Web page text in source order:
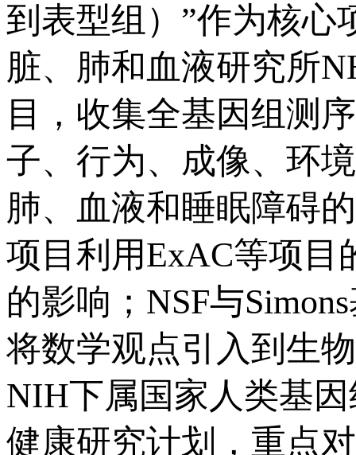
到表型组）”作为核心
脏、肺和血液研究所
目，收集全基因组测
子、行为、成像、环
肺、血液和睡眠障碍
项目利用ExAC等项目
的影响；NSF与
将数学观点引入到生
NIH下属国家人类基
健康研究计划，重点